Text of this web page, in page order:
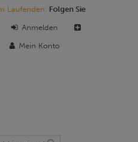
Laufenden: Folgen Sie
Anmelden
Mein Konto